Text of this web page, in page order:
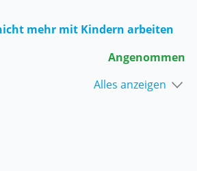
mehr mit Kindern arbeiten
Angenommen
Alles anzeigen